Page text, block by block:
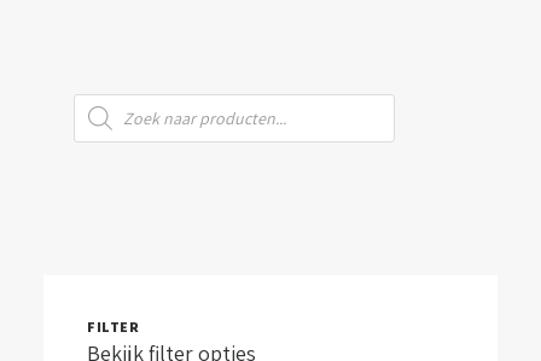
Producten
zoeken
FILTER
Bekijk filter opties